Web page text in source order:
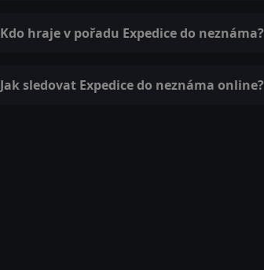
Kdo hraje v pořadu Expedice do neznáma?
Jak sledovat Expedice do neznáma online?